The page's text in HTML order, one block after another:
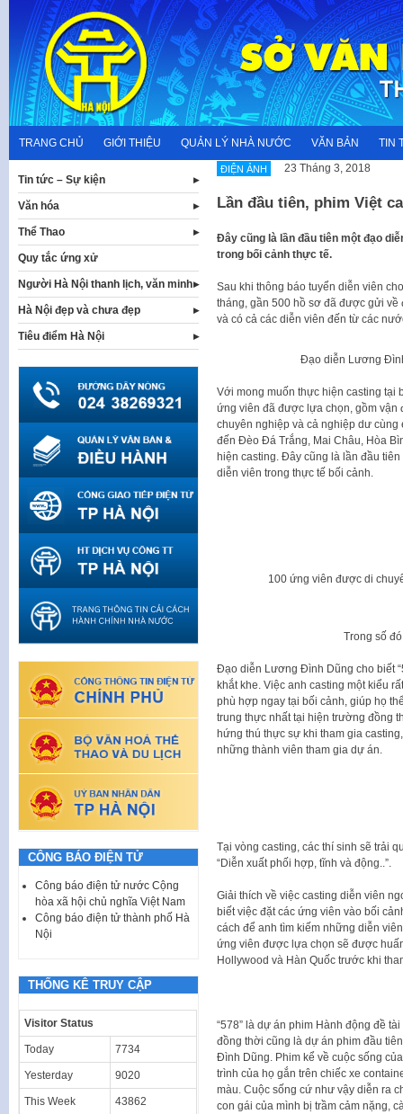
content
TRANG CHỦ GIỚI THIỆU QUẢN LÝ NHÀ NƯỚC VĂN BẢN TIN
ĐIỆN ẢNH 23 Tháng 3, 2018
Lần đầu tiên, phim Việt
Đây cũng là lần đầu tiên một đạo
trong bối cảnh thực tế.
Sau khi thông báo tuyển diễn viên
tháng, gần 500 hồ sơ đã được gửi về
và có cả các diễn viên đến từ các
Đạo diễn Lương
Với mong muốn thực hiện casting tại
ứng viên đã được lựa chọn, gồm vận
chuyên nghiệp và cả nghiệp dư
đến Đèo Đá Trắng, Mai Châu, Hòa
hiện casting. Đây cũng là lần đầu
diễn viên trong thực tế bối cảnh.
100 ứng viên được di
Trong số
Đạo diễn Lương Đình Dũng cho biết
khắt khe. Việc anh casting một kiểu
phù hợp ngay tại bối cảnh, giúp họ
trung thực nhất tại hiện trường đồng
hứng thú thực sự khi tham gia
những thành viên tham gia dự án.
Tại vòng casting, các thí sinh sẽ trải
“Diễn xuất phối hợp, tĩnh và động..”.
Giải thích về việc casting diễn viên
biết việc đặt các ứng viên vào bối
cách để anh tìm kiếm những diễn
ứng viên được lựa chọn sẽ được
Hollywood và Hàn Quốc trước khi
“578” là dự án phim Hành động đề
đồng thời cũng là dự án phim đầu
Đình Dũng. Phim kể về cuộc sống
trình của họ gắn trên chiếc xe
màu. Cuộc sống cứ như vậy diễn ra
con gái của mình bị trầm cảm nặng,
Tin tức – Sự kiện
Văn hóa
Thể Thao
Quy tắc ứng xử
Người Hà Nội thanh lịch, văn minh
Hà Nội đẹp và chưa đẹp
Tiêu điểm Hà Nội
CÔNG BÁO ĐIỆN TỬ
Công báo điện tử nước Cộng
hòa xã hội chủ nghĩa Việt Nam
Công báo điện tử thành phố Hà
Nội
THỐNG KÊ TRUY CẬP
Visitor Status
Today 7734
Yesterday 9020
This Week 43862